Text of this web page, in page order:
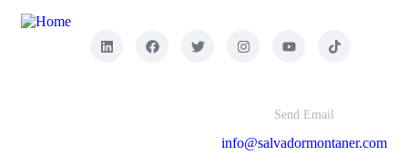
Send Email
info@salvadormontaner.com